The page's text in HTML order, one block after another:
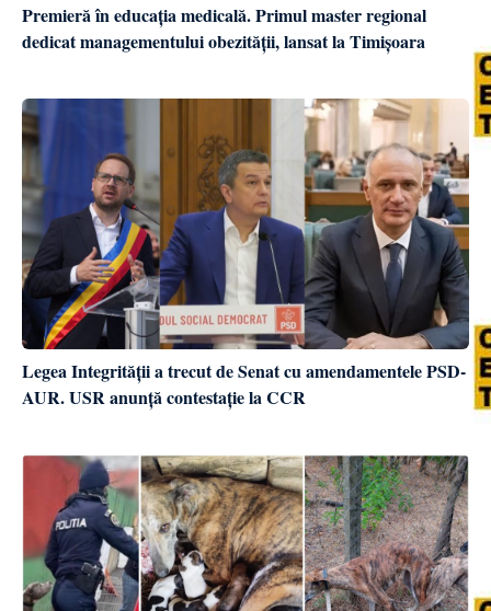
Premieră în educația medicală. Primul master regional
dedicat managementului obezității, lansat la Timișoara
Legea Integrității a trecut de Senat cu amendamentele PSD-
AUR. USR anunță contestație la CCR